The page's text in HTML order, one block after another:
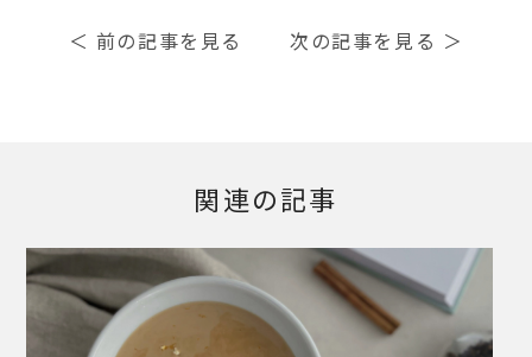
＜ 前の記事を見る 次の記事を見る ＞
関連の記事